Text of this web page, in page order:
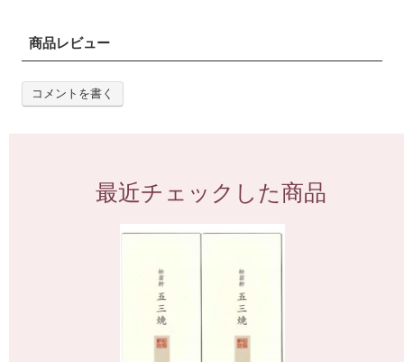
商品レビュー
コメントを書く
最近チェックした商品